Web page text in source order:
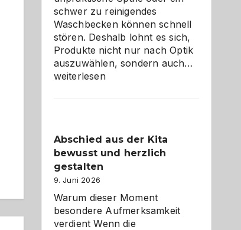
schwer zu reinigendes
Waschbecken können schnell
stören. Deshalb lohnt es sich,
Produkte nicht nur nach Optik
auszuwählen, sondern auch…
weiterlesen
Abschied aus der Kita
bewusst und herzlich
gestalten
9. Juni 2026
Warum dieser Moment
besondere Aufmerksamkeit
verdient Wenn die